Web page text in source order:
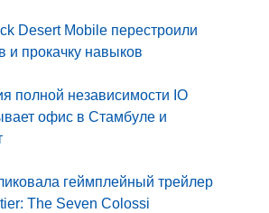
Desert Mobile перестроили
и прокачку навыков
полной независимости IO
офис в Стамбуле и
геймплейный трейлер
The Seven Colossi